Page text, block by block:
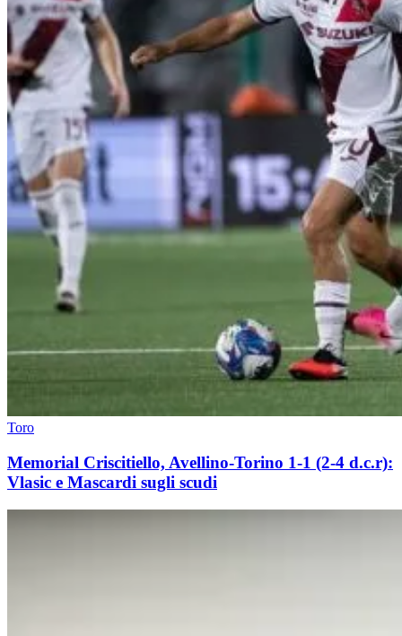
Toro
Memorial Criscitiello, Avellino-Torino 1-1 (2-4 d.c.r):
Vlasic e Mascardi sugli scudi